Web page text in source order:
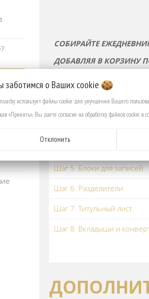
СОБИРАЙТЕ
ДОБАВЛЯЯ В КОРЗИНУ
Шаг 1. Обложки на кольцах
Шаг 2. Блоки для
Шаг 5. Блоки для записей
Шаг 6. Разделители
Шаг 7. Титульный лист
Шаг 8. Вкладыши и
заботимся о Вашихcookie
использует файлы cookie для улучшения Вашего
«Принять», Вы даете согласие на обработку файлов cookie в
Отклонить